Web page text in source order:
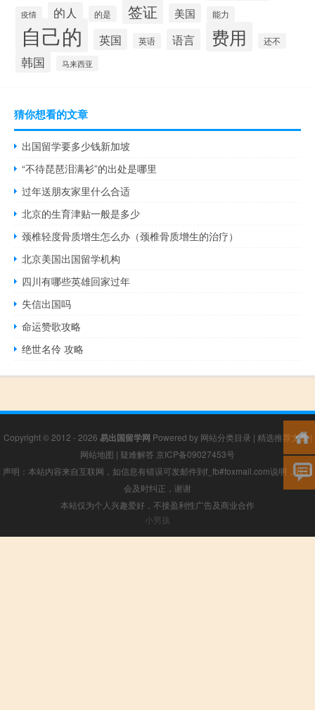
疫情 的人 的是 签证 美国 能力
自己的 英国 英语 语言 费用 还不
韩国 马来西亚
猜你想看的文章
出国留学要多少钱新加坡
“不待琵琶泪满衫”的出处是哪里
过年送朋友家里什么合适
北京的生育津贴一般是多少
颈椎轻度骨质增生怎么办（颈椎骨质增生的治疗）
北京美国出国留学机构
四川有哪些英雄回家过年
失信出国吗
命运赞歌攻略
绝世名伶 攻略
Copyright © 2012 - 2026 易出国留学网 Powered by 网站分类目录 | 精选推荐文章|
网站地图 | 疑难解答 京ICP备09027453号
声明：本站内容来自互联网，如信息有错误可发邮件到f_fb#foxmail.com说明，我们
会及时纠正，谢谢
本站仅为个人兴趣爱好，不接盈利性广告及商业合作
小男孩